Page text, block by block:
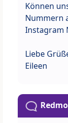
Können
Nummern
Instagram
Liebe
Eileen